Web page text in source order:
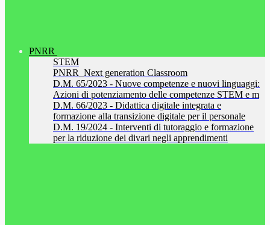
PNRR
STEM
PNRR_Next generation Classroom
D.M. 65/2023 - Nuove competenze e nuovi linguaggi:
Azioni di potenziamento delle competenze STEM e m
D.M. 66/2023 - Didattica digitale integrata e
formazione alla transizione digitale per il personale
D.M. 19/2024 - Interventi di tutoraggio e formazione
per la riduzione dei divari negli apprendimenti